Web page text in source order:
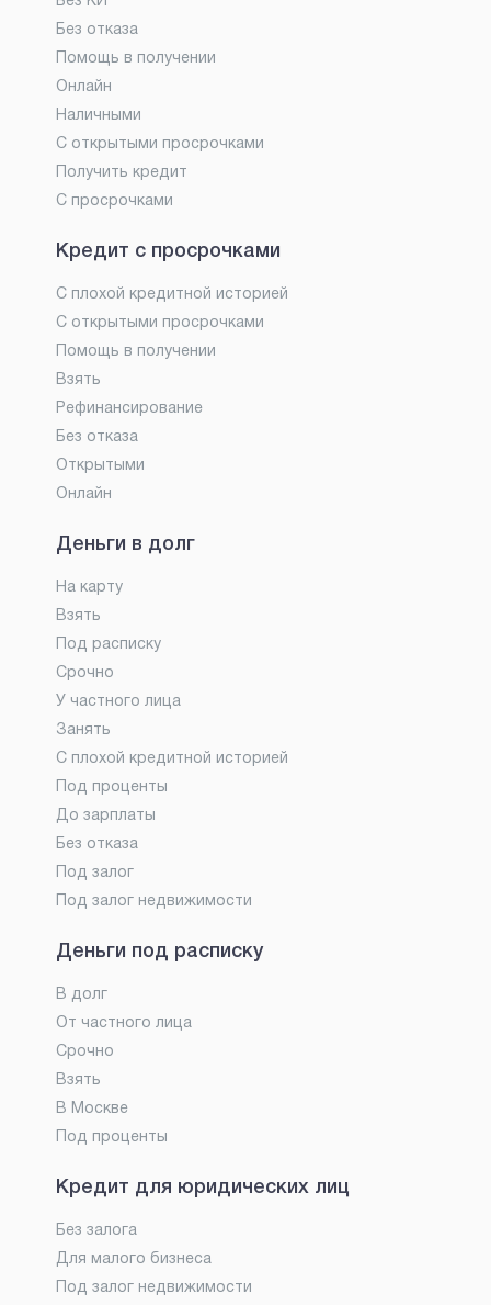
Без отказа
Помощь в получении
Онлайн
Наличными
С открытыми просрочками
Получить кредит
С просрочками
Кредит с просрочками
С плохой кредитной историей
С открытыми просрочками
Помощь в получении
Взять
Рефинансирование
Без отказа
Открытыми
Онлайн
Деньги в долг
На карту
Взять
Под расписку
Срочно
У частного лица
Занять
С плохой кредитной историей
Под проценты
До зарплаты
Без отказа
Под залог
Под залог недвижимости
Деньги под расписку
В долг
От частного лица
Срочно
Взять
В Москве
Под проценты
Кредит для юридических лиц
Без залога
Для малого бизнеса
Под залог недвижимости